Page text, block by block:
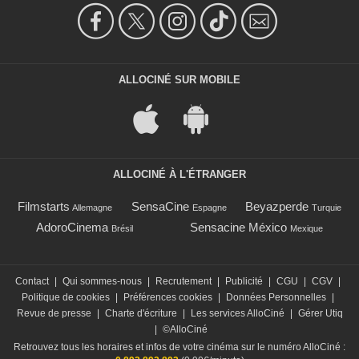
ALLOCINÉ SUR MOBILE
ALLOCINÉ À L'ÉTRANGER
Filmstarts Allemagne SensaCine Espagne Beyazperde Turquie
AdoroCinema Brésil Sensacine México Mexique
Contact Qui sommes-nous Recrutement Publicité CGU CGV
Politique de cookies
Préférences cookies Données Personnelles
Revue de presse
Charte d'écriture Les services AlloCiné
Gérer Utiq
©AlloCiné
Retrouvez tous les horaires et infos de votre cinéma sur le numéro AlloCiné :